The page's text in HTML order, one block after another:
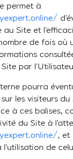
permet à
au Site et
de fois où
par
pourra
les visiteurs du
à ces balises,
du Site à
, et
de